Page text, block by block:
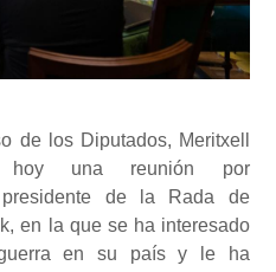
de los Diputados, Meritxell
hoy una reunión por
de la Rada de
en la que se ha interesado
en su país y le ha